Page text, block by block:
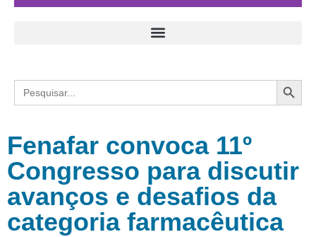
Search
for:
Fenafar convoca 11º
Congresso para discutir
avanços e desafios da
categoria farmacêutica